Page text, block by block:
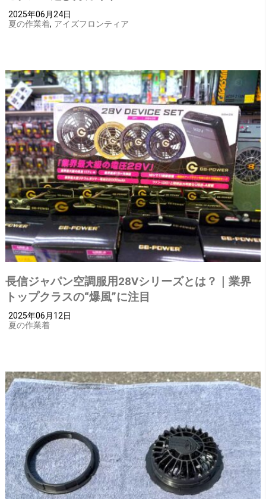
2025年06月24日
夏の作業着, アイズフロンティア
長信ジャパン空調服用28Vシリーズとは？｜業界
トップクラスの“爆風”に注目
2025年06月12日
夏の作業着